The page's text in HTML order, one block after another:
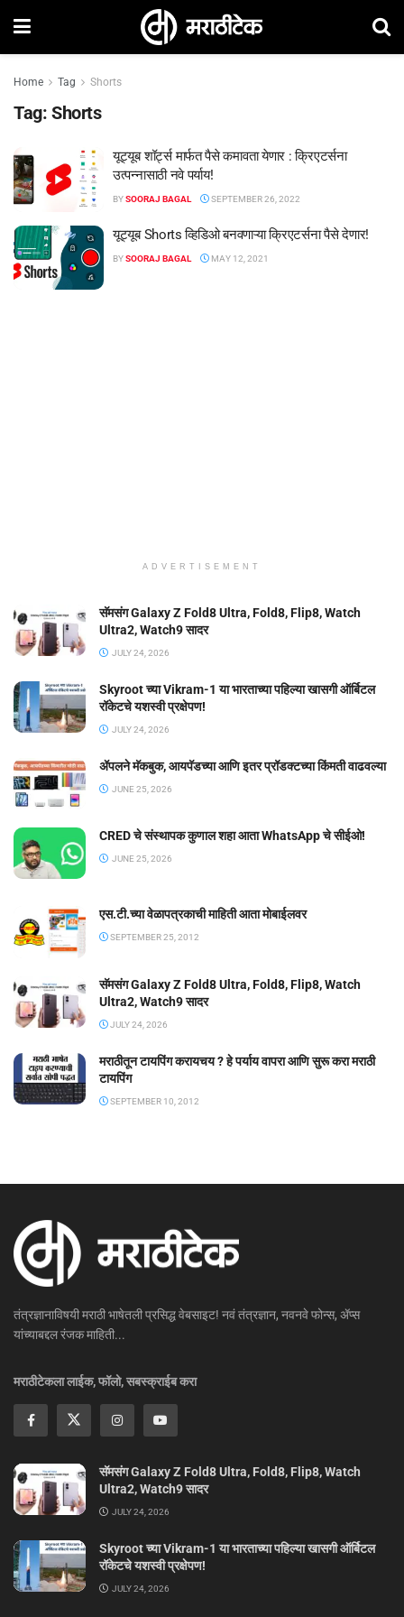
Home Tag Shorts
Tag: Shorts
यूट्यूब शॉर्ट्स मार्फत पैसे कमावता येणार : क्रिएटर्सना
उत्पन्नासाठी नवे पर्याय!
BYSOORAJ BAGAL SEPTEMBER 26, 2022
यूट्यूब Shorts व्हिडिओ बनवणाऱ्या क्रिएटर्सना पैसे देणार!
BYSOORAJ BAGAL MAY 12, 2021
ADVERTISEMENT
सॅमसंग Galaxy Z Fold8 Ultra, Fold8, Flip8, Watch
Ultra2, Watch9 सादर
JULY 24, 2026
Skyroot च्या Vikram-1 या भारताच्या पहिल्या खासगी ऑर्बिटल
रॉकेटचे यशस्वी प्रक्षेपण!
JULY 24, 2026
ॲपलने मॅकबुक, आयपॅडच्या आणि इतर प्रॉडक्टच्या किंमती वाढवल्या
JUNE 25, 2026
CRED चे संस्थापक कुणाल शहा आता WhatsApp चे सीईओ!
JUNE 25, 2026
एस.टी.च्या वेळापत्रकाची माहिती आता मोबाईलवर
SEPTEMBER 25, 2012
सॅमसंग Galaxy Z Fold8 Ultra, Fold8, Flip8, Watch
Ultra2, Watch9 सादर
JULY 24, 2026
मराठीतून टायपिंग करायचय ? हे पर्याय वापरा आणि सुरू करा मराठी
टायपिंग
SEPTEMBER 10, 2012
तंत्रज्ञानाविषयी मराठी भाषेतली प्रसिद्ध वेबसाइट! नवं तंत्रज्ञान, नवनवे फोन्स, ॲप्स
यांच्याबद्दल रंजक माहिती...
मराठीटेकला लाईक, फॉलो, सबस्क्राईब करा
सॅमसंग Galaxy Z Fold8 Ultra, Fold8, Flip8, Watch
Ultra2, Watch9 सादर
JULY 24, 2026
Skyroot च्या Vikram-1 या भारताच्या पहिल्या खासगी ऑर्बिटल
रॉकेटचे यशस्वी प्रक्षेपण!
JULY 24, 2026